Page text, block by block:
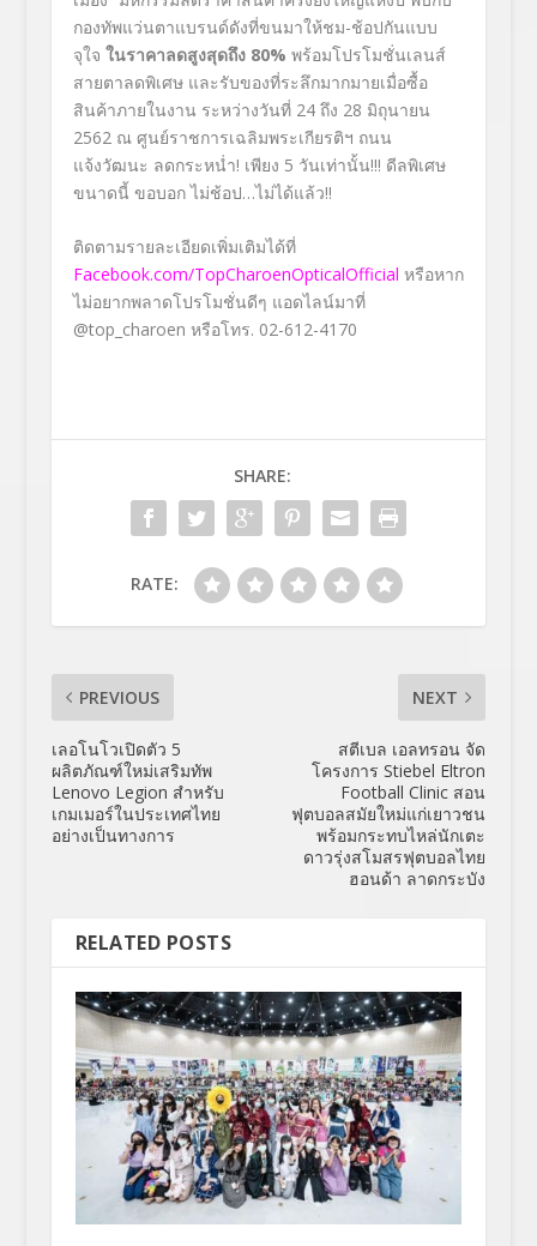
กองทัพแว่นตาแบรนด์ดังที่ขนมาให้ชม-ช้อปกันแบบ
จุใจ ในราคาลดสูงสุดถึง 80% พร้อมโปรโมชั่นเลนส์
สายตาลดพิเศษ และรับของที่ระลึกมากมายเมื่อซื้อ
สินค้าภายในงาน ระหว่างวันที่ 24 ถึง 28 มิถุนายน
2562 ณ ศูนย์ราชการเฉลิมพระเกียรติฯ ถนน
แจ้งวัฒนะ ลดกระหน่ำ! เพียง 5 วันเท่านั้น!!! ดีลพิเศษ
ขนาดนี้ ขอบอก ไม่ช้อป…ไม่ได้แล้ว!!
ติดตามรายละเอียดเพิ่มเติมได้ที่
Facebook.com/TopCharoenOpticalOfficial หรือหาก
ไม่อยากพลาดโปรโมชั่นดีๆ แอดไลน์มาที่
@top_charoen หรือโทร. 02-612-4170
SHARE:
RATE:
PREVIOUS
เลอโนโวเปิดตัว 5
ผลิตภัณฑ์ใหม่เสริมทัพ
Lenovo Legion สำหรับ
เกมเมอร์ในประเทศไทย
อย่างเป็นทางการ
NEXT
สตีเบล เอลทรอน จัด
โครงการ Stiebel Eltron
Football Clinic สอน
ฟุตบอลสมัยใหม่แก่เยาวชน
พร้อมกระทบไหล่นักเตะ
ดาวรุ่งสโมสรฟุตบอลไทย
ฮอนด้า ลาดกระบัง
RELATED POSTS